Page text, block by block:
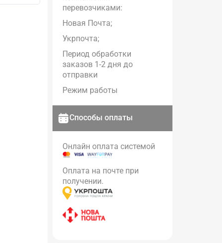
перевозчиками:
Новая Почта;
Укрпочта;
Период обработки
заказов 1-2 дня до
отправки
Режим работы
Способы оплаты
Онлайн оплата системой
Оплата на почте при
получении.